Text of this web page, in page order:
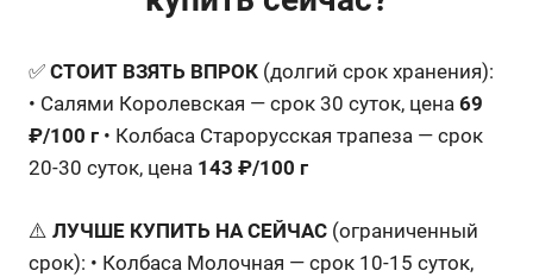
✅ СТОИТ ВЗЯТЬ ВПРОК (долгий срок хранения):
• Салями Королевская — срок 30 суток, цена 69
₽/100 г • Колбаса Старорусская трапеза — срок
20-30 суток, цена 143 ₽/100 г
⚠️ ЛУЧШЕ КУПИТЬ НА СЕЙЧАС (ограниченный
срок): • Колбаса Молочная — срок 10-15 суток,